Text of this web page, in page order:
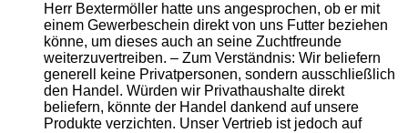
Herr Bextermöller hatte uns angesprochen, ob er mit
einem Gewerbeschein direkt von uns Futter beziehen
könne, um dieses auch an seine Zuchtfreunde
weiterzuvertreiben. – Zum Verständnis: Wir beliefern
generell keine Privatpersonen, sondern ausschließlich
den Handel. Würden wir Privathaushalte direkt
beliefern, könnte der Handel dankend auf unsere
Produkte verzichten. Unser Vertrieb ist jedoch auf